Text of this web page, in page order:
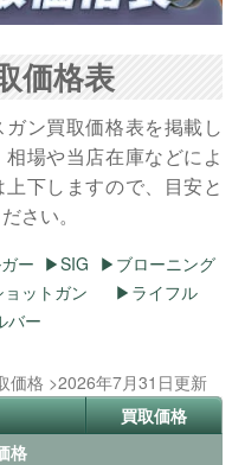
価格表
ガン買取価格表を掲載し
場や当店在庫などによ
上下しますので、目安と
さい。
ー SIG
ブローニング
ョットガン
ライフル
バー
価格 >2026年7月31日更新
買取価格
格